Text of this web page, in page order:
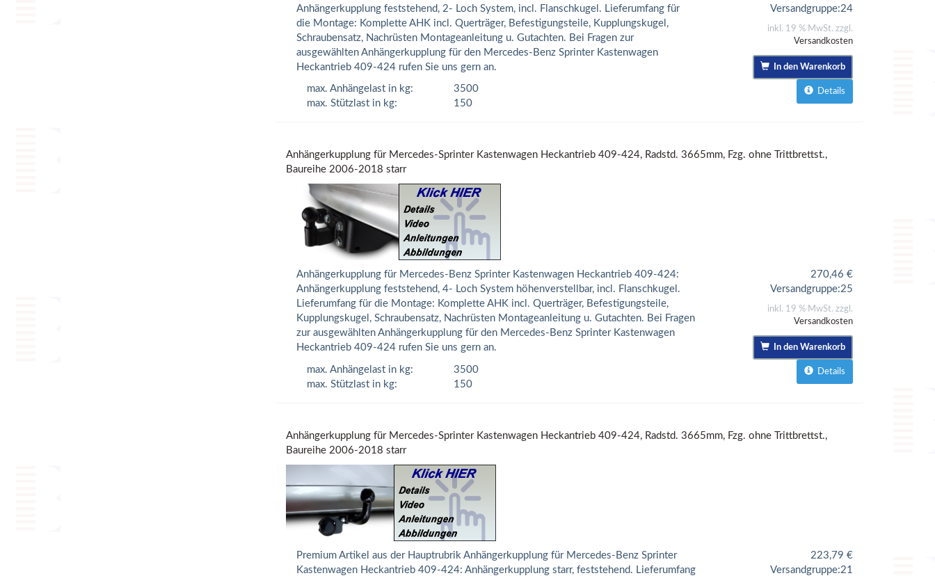
Anhängerkupplung feststehend, 2- Loch System, incl. Flanschkugel. Lieferumfang für
die Montage: Komplette AHK incl. Querträger, Befestigungsteile, Kupplungskugel,
Schraubensatz, Nachrüsten Montageanleitung u. Gutachten. Bei Fragen zur
ausgewählten Anhängerkupplung für den Mercedes-Benz Sprinter Kastenwagen
Heckantrieb 409-424 rufen Sie uns gern an.
max. Anhängelast in kg:
3500
max. Stützlast in kg:
150
Versandgruppe:24
inkl. 19 % MwSt. zzgl.
Versandkosten
In den Warenkorb
Details
Anhängerkupplung für Mercedes-Sprinter Kastenwagen Heckantrieb 409-424, Radstd. 3665mm, Fzg. ohne Trittbrettst.,
Baureihe 2006-2018 starr
Anhängerkupplung für Mercedes-Benz Sprinter Kastenwagen Heckantrieb 409-424:
Anhängerkupplung feststehend, 4- Loch System höhenverstellbar, incl. Flanschkugel.
Lieferumfang für die Montage: Komplette AHK incl. Querträger, Befestigungsteile,
Kupplungskugel, Schraubensatz, Nachrüsten Montageanleitung u. Gutachten. Bei Fragen
zur ausgewählten Anhängerkupplung für den Mercedes-Benz Sprinter Kastenwagen
Heckantrieb 409-424 rufen Sie uns gern an.
max. Anhängelast in kg:
3500
max. Stützlast in kg:
150
270,46 €
Versandgruppe:25
inkl. 19 % MwSt. zzgl.
Versandkosten
In den Warenkorb
Details
Anhängerkupplung für Mercedes-Sprinter Kastenwagen Heckantrieb 409-424, Radstd. 3665mm, Fzg. ohne Trittbrettst.,
Baureihe 2006-2018 starr
Premium Artikel aus der Hauptrubrik Anhängerkupplung für Mercedes-Benz Sprinter
Kastenwagen Heckantrieb 409-424: Anhängerkupplung starr, feststehend. Lieferumfang
223,79 €
Versandgruppe:21